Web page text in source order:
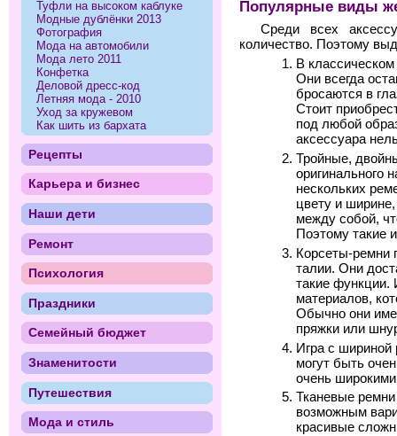
Популярные виды
Среди всех
количество. Поэтому
В
Они всегда
бросаются в
Стоит
под любой
аксессуара
Тройные,
оригинального
нескольких
цвету и
между собой,
Поэтому такие
Корсеты-ремни
талии. Они
такие функции.
материалов,
Обычно они
пряжки или
Игра с шириной
могут быть
очень
Тканевые
возможным
красивые
Туфли на высоком каблуке
Модные дублёнки 2013
Фотография
Мода на автомобили
Мода лето 2011
Конфетка
Деловой дресс-код
Летняя мода - 2010
Уход за кружевом
Как шить из бархата
Рецепты
Карьера и бизнес
Наши дети
Ремонт
Психология
Праздники
Семейный бюджет
Знаменитости
Путешествия
Мода и стиль